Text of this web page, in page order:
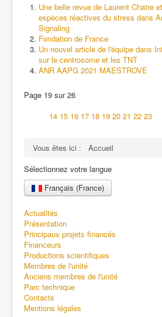
Une belle revue de Laurent Chatre
espèces réactives du stress dans
Signaling
Fondation de France
Un nouvel article de l'équipe dans
sur le centrosome et les TNT
ANR AAPG 2021 MAESTROVE
Page 19 sur 26
14 15 16 17 18 19 20 21 22 23
Vous êtes ici :
Accueil
Sélectionnez votre langue
Français (France)
Actualités
Présentation
Principaux projets financés
Financeurs
Productions scientifiques
Membres de l'unité
Anciens membres de l'unité
Parc technique
Contacts
Mentions légales